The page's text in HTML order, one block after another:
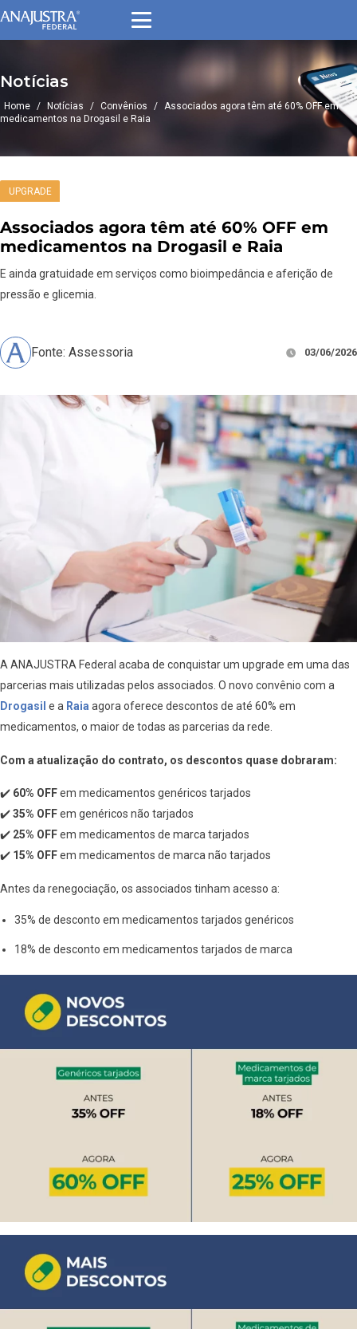
Notícias
Home / Notícias / Convênios / Associados agora têm até 60% OFF em
medicamentos na Drogasil e Raia
UPGRADE
Associados agora têm até 60% OFF em
medicamentos na Drogasil e Raia
E ainda gratuidade em serviços como bioimpedância e aferição de
pressão e glicemia.
Fonte: Assessoria 03/06/2026
A ANAJUSTRA Federal acaba de conquistar um upgrade em uma das
parcerias mais utilizadas pelos associados. O novo convênio com a
Drogasil e a Raia agora oferece descontos de até 60% em
medicamentos, o maior de todas as parcerias da rede.
Com a atualização do contrato, os descontos quase dobraram:
✔️ 60% OFFem medicamentos genéricos tarjados
✔️35% OFFem genéricos não tarjados
✔️ 25% OFFem medicamentos de marca tarjados
✔️ 15% OFFem medicamentos de marca não tarjados
Antes da renegociação, os associados tinham acesso a:
35% de desconto em medicamentos tarjados genéricos
18% de desconto em medicamentos tarjados de marca